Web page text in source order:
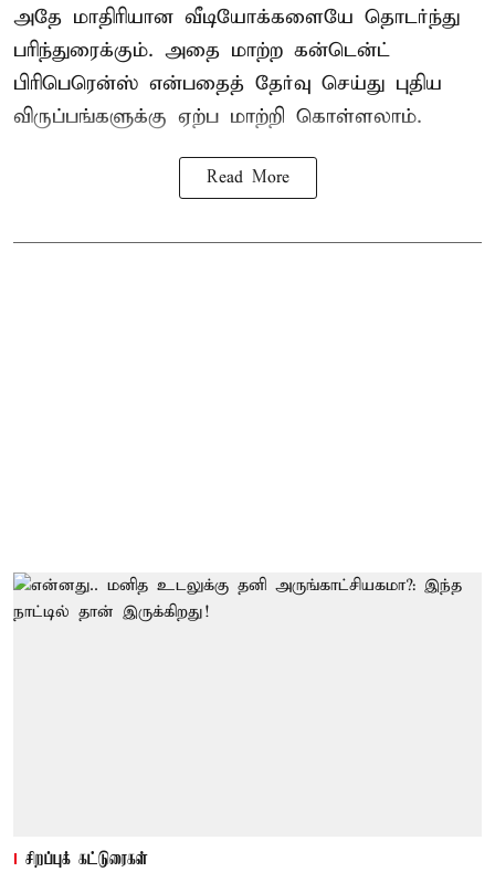
அதே மாதிரியான வீடியோக்களையே தொடர்ந்து
பரிந்துரைக்கும். அதை மாற்ற கன்டென்ட்
பிரிபெரென்ஸ் என்பதைத் தேர்வு செய்து புதிய
விருப்பங்களுக்கு ஏற்ப மாற்றி கொள்ளலாம்.
Read More
சிறப்புக் கட்டுரைகள்